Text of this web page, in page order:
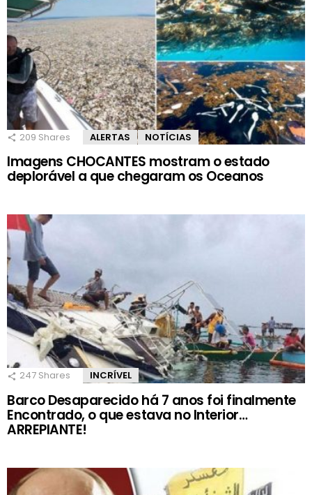
209 Shares ALERTAS NOTÍCIAS
Imagens CHOCANTES mostram o estado
deplorável a que chegaram os Oceanos
247 Shares INCRÍVEL
Barco Desaparecido há 7 anos foi finalmente
Encontrado, o que estava no Interior…
ARREPIANTE!